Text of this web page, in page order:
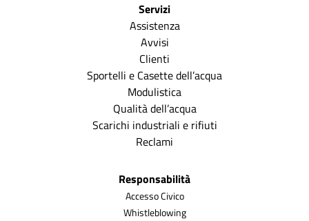
Servizi
Assistenza
Avvisi
Clienti
Sportelli e Casette dell’acqua
Modulistica
Qualità dell’acqua
Scarichi industriali e rifiuti
Reclami
Responsabilità
Accesso Civico
Whistleblowing